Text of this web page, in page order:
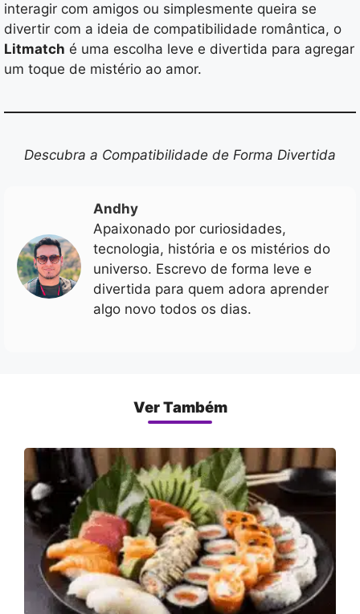
interagir com amigos ou simplesmente queira se
divertir com a ideia de compatibilidade romântica, o
Litmatch é uma escolha leve e divertida para agregar
um toque de mistério ao amor.
Descubra a Compatibilidade de Forma Divertida
Andhy
Apaixonado por curiosidades,
tecnologia, história e os mistérios do
universo. Escrevo de forma leve e
divertida para quem adora aprender
algo novo todos os dias.
Ver Também